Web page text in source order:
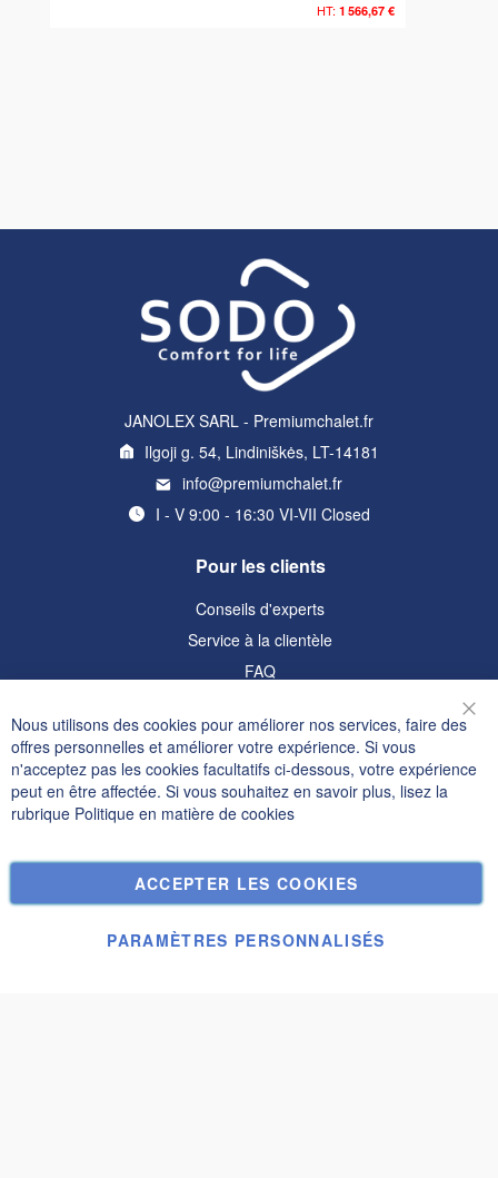
1 566,67 €
JANOLEX SARL - Premiumchalet.fr
Ilgoji g. 54, Lindiniškės, LT-14181
info@premiumchalet.fr
I - V 9:00 - 16:30 VI-VII Closed
Pour les clients
Conseils d'experts
Service à la clientèle
FAQ
Informations
Politique de confidentialité et cookies
Termes de recherche
Commandes et retours
Nous contacter
Nous utilisons des cookies pour améliorer nos services, faire des
offres personnelles et améliorer votre expérience. Si vous
n'acceptez pas les cookies facultatifs ci-dessous, votre expérience
peut en être affectée. Si vous souhaitez en savoir plus, lisez la
rubrique Politique en matière de cookies
ACCEPTER LES COOKIES
PARAMÈTRES PERSONNALISÉS